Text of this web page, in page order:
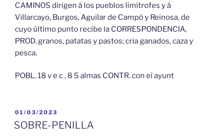
CAMINOS dirigen á los pueblos limítrofes y á
Villarcayo, Burgos, Aguilar de Campó y Reinosa, de
cuyo último punto recibe la CORRESPONDENCIA,
PROD. granos, patatas y pastos; cria ganados, caza y
pesca.
POBL. 18 v e c , 8 5 almas CONTR. con eí ayunt
PUBLICADO
EL
01/03/2023
SOBRE-PENILLA